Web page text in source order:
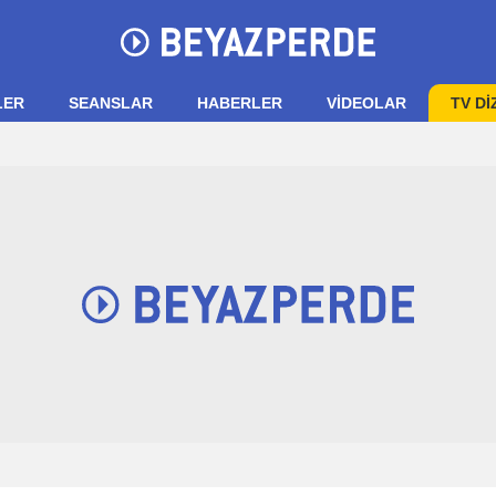
SEANSLAR HABERLER VIDEOLAR TV